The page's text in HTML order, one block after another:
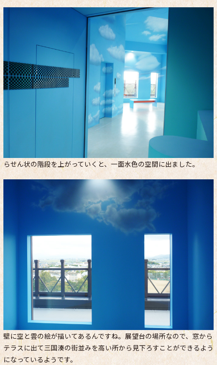
らせん状の階段を上がっていくと、一面水色の空間に出ました。
壁に空と雲の絵が描いてあるんですね。展望台の場所なので、窓から
テラスに出て三国湊の街並みを高い所から見下ろすことができるよう
になっているようです。